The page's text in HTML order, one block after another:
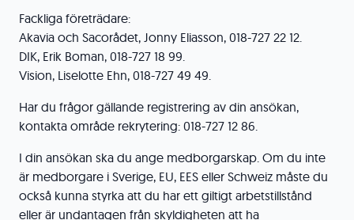
Fackliga företrädare:
Akavia och Sacorådet, Jonny Eliasson, 018-727 22 12.
DIK, Erik Boman, 018-727 18 99.
Vision, Liselotte Ehn, 018-727 49 49.
Har du frågor gällande registrering av din ansökan,
kontakta område rekrytering: 018-727 12 86.
I din ansökan ska du ange medborgarskap. Om du inte
är medborgare i Sverige, EU, EES eller Schweiz måste du
också kunna styrka att du har ett giltigt arbetstillstånd
eller är undantagen från skyldigheten att ha